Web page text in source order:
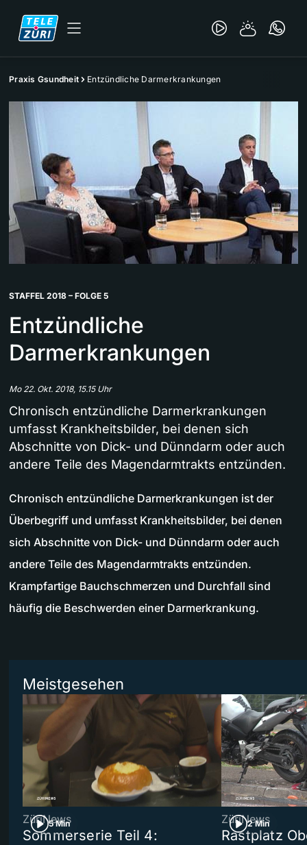
Praxis Gsundheit Entzündliche Darmerkrankungen
STAFFEL 2018 – FOLGE 5
Entzündliche
Darmerkrankungen
Mo 22. Okt. 2018, 15.15 Uhr
Chronisch entzündliche Darmerkrankungen
umfasst Krankheitsbilder, bei denen sich
Abschnitte von Dick- und Dünndarm oder auch
andere Teile des Magendarmtrakts entzünden.
Chronisch entzündliche Darmerkrankungen ist der
Überbegriff und umfasst Krankheitsbilder, bei denen
sich Abschnitte von Dick- und Dünndarm oder auch
andere Teile des Magendarmtrakts entzünden.
Krampfartige Bauchschmerzen und Durchfall sind
häufig die Beschwerden einer Darmerkrankung.
Meistgesehen
5 Min
ZüriNews
Sommerserie Teil 4:
2 Min
ZüriNews
Rastplatz